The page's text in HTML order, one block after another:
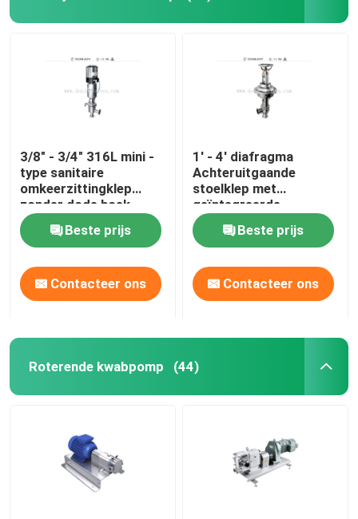
3/8" - 3/4" 316L mini -
type sanitaire
omkeerzittingklep
zonder dode hoek
Beste prijs
Contacteer ons
1′ - 4′ diafragma
Achteruitgaande
stoelklep met
geïntegreerde
pneumatische en
handmatige bediening
Beste prijs
Contacteer ons
Roterende kwabpomp (44)